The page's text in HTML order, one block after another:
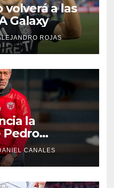
volverá a las
Galaxy
ROJAS
la
Pedro
CANALES